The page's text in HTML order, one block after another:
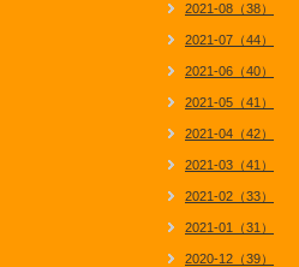
2021-08（38）
2021-07（44）
2021-06（40）
2021-05（41）
2021-04（42）
2021-03（41）
2021-02（33）
2021-01（31）
2020-12（39）